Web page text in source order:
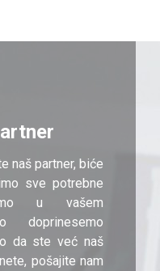
naš partner, biće
sve potrebne
u vašem
doprinesemo
da ste već naš
pošajite nam